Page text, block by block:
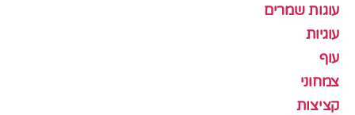
עוגות שמרים
עוגיות
עוף
צמחוני
קציצות